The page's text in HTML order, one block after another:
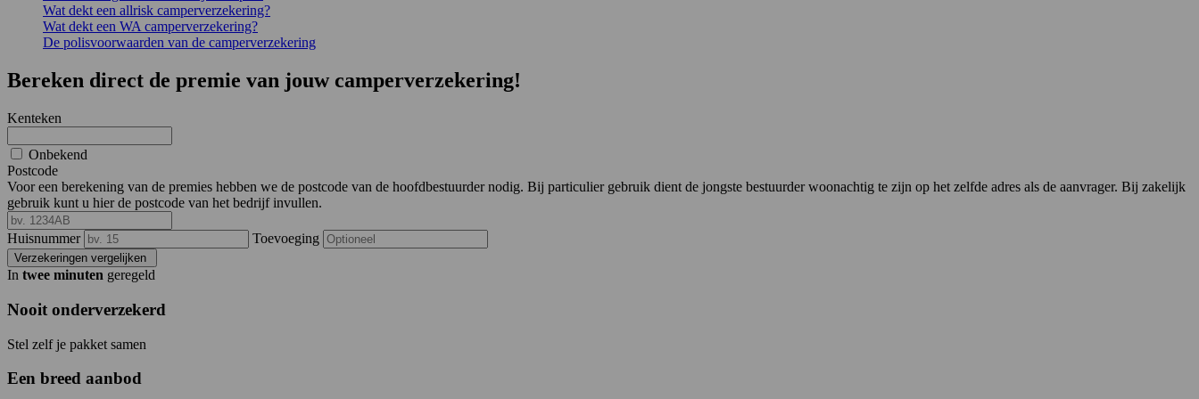
Wat dekt een allrisk camperverzekering?
Wat dekt een WA camperverzekering?
De polisvoorwaarden van de camperverzekering
Bereken direct de premie van jouw camperverzekering!
Kenteken
Onbekend
Postcode
Voor een berekening van de premies hebben we de postcode van de hoofdbestuurder nodig. Bij particulier gebruik dient de jongste bestuurder woonachtig te zijn op het zelfde adres als de aanvrager. Bij zakelijk
gebruik kunt u hier de postcode van het bedrijf invullen.
Huisnummer Toevoeging
Verzekeringen vergelijken
In twee minuten geregeld
Nooit onderverzekerd
Stel zelf je pakket samen
Een breed aanbod